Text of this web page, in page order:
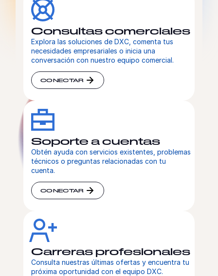
Consultas comerciales
Explora las soluciones de DXC, comenta tus
necesidades empresariales o inicia una
conversación con nuestro equipo comercial.
CONECTAR
Soporte a cuentas
Obtén ayuda con servicios existentes, problemas
técnicos o preguntas relacionadas con tu
cuenta.
CONECTAR
Carreras profesionales
Consulta nuestras últimas ofertas y encuentra tu
próxima oportunidad con el equipo DXC.